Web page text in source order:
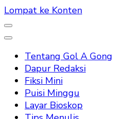
Lompat ke Konten
Tentang Gol A Gong
Dapur Redaksi
Fiksi Mini
Puisi Minggu
Layar Bioskop